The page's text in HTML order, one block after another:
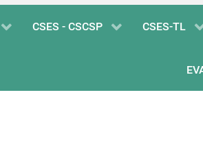
CSES - CSCSP CSES-TL